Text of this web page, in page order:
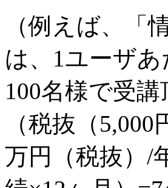
（例えば、「
は、1ユーザ
100名様で受
（税抜（
万円（税抜）/